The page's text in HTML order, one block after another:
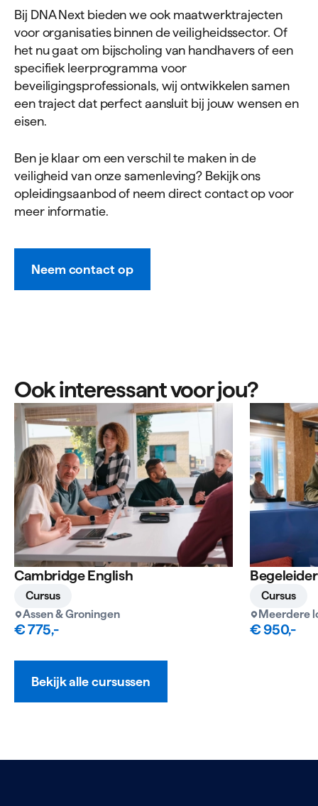
Bij DNA Next bieden we ook maatwerktrajecten
voor organisaties binnen de veiligheidssector. Of
het nu gaat om bijscholing van handhavers of een
specifiek leerprogramma voor
beveiligingsprofessionals, wij ontwikkelen samen
een traject dat perfect aansluit bij jouw wensen en
eisen.
Ben je klaar om een verschil te maken in de
veiligheid van onze samenleving? Bekijk ons
opleidingsaanbod of neem direct contact op voor
meer informatie.
Neem contact op
Ook interessant voor jou?
Cursus
Cambridge English
Assen & Groningen
€ 775,-
Cursus
Meerdere
€ 950,-
Bekijk alle cursussen